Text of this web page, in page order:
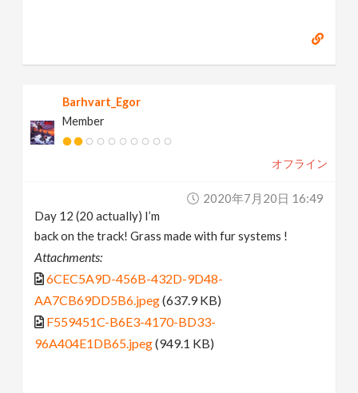
Barhvart_Egor
Member
オフライン
2020年7月20日 16:49
Day 12 (20 actually) I’m
back on the track! Grass made with fur systems !
Attachments:
6CEC5A9D-456B-432D-9D48-
AA7CB69DD5B6.jpeg(637.9 KB)
F559451C-B6E3-4170-BD33-
96A404E1DB65.jpeg(949.1 KB)